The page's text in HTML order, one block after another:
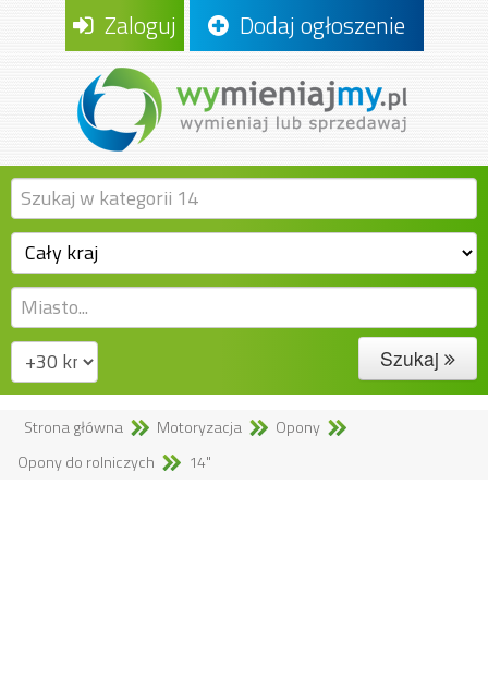
Zaloguj Dodaj ogłoszenie
Szukaj
Strona główna Motoryzacja
Opony
Opony do rolniczych
14"